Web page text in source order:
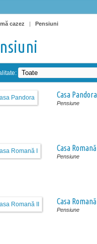
cazez | Pensiuni
Casa Pandora
Pensiune
Casa
Pensiune
Casa
Pensiune